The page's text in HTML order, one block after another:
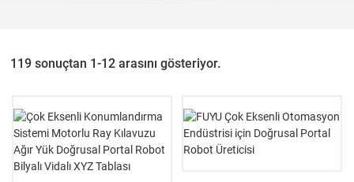
119 sonuçtan 1-12 arasını gösteriyor.